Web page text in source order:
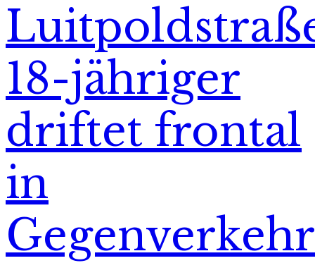
18-jähriger
driftet frontal
in
Gegenverkehr